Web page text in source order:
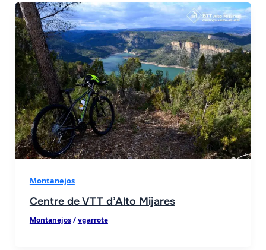
Montanejos
Centre de VTT d’Alto Mijares
Montanejos/vgarrote